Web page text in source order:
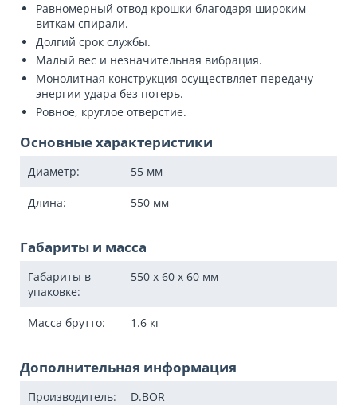
Равномерный отвод крошки благодаря широким
виткам спирали.
Долгий срок службы.
Малый вес и незначительная вибрация.
Монолитная конструкция осуществляет передачу
энергии удара без потерь.
Ровное, круглое отверстие.
Основные характеристики
Диаметр: 55 мм
Длина: 550 мм
Габариты и масса
Габариты в
упаковке:
550 x 60 x 60 мм
Масса брутто: 1.6 кг
Дополнительная информация
Производитель: D.BOR